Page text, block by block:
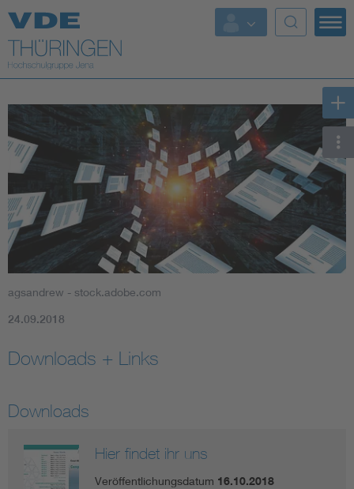
Top Themen
Fokusthemen
Energy
AI & Digital Trust
Health
Mobility
Energy efficiency
agsandrew - stock.adobe.com
24.09.2018
Downloads + Links
Downloads
Hier findet ihr uns
Veröffentlichungsdatum 16.10.2018